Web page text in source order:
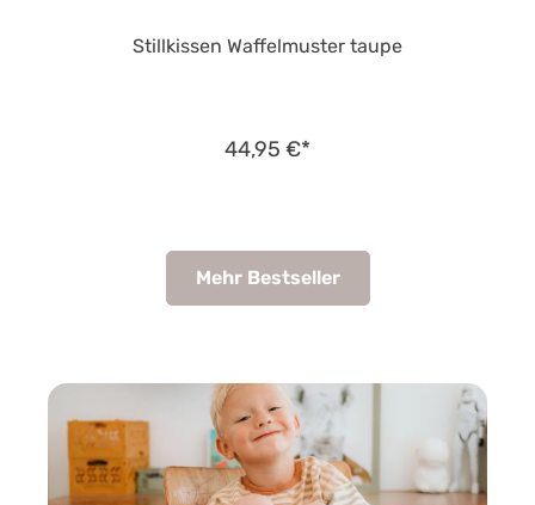
Stillkissen Waffelmuster taupe
44,95 €*
Mehr Bestseller